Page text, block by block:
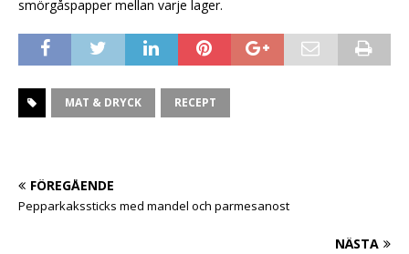
smörgåspapper mellan varje lager.
MAT & DRYCK RECEPT
FÖREGÅENDE
Pepparkakssticks med mandel och parmesanost
NÄSTA